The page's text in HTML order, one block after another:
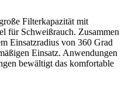
Filterkapazität mit
für Schweißrauch. Zusammen
Einsatzradius von 360 Grad
Einsatz. Anwendungen
bewältigt das komfortable